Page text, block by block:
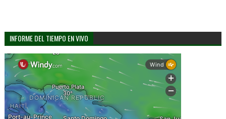
INFORME DEL TIEMPO EN VIVO